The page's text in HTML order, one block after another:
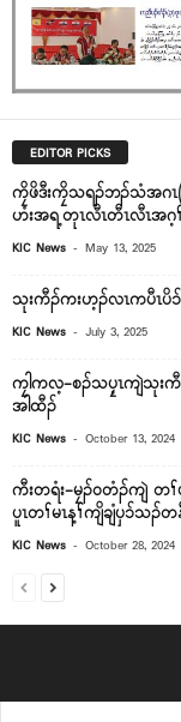
EDITOR PICKS
ကၠိဖိဒီးကၠိသရၣ်ဘၣ်သံအဂၤ
ဟံးအရ့တုၤလီၤတီၤလီၤအဂ့ၢ်
KIC News - May 13, 2025
သုးကီၣ်ကးဟ့ၣ်လၤကပီၤပိၥ်
KIC News - July 3, 2025
ကၠါကလ့-စၣ်သပၠ့ၤကျဲသုးကီ
အါထီၣ်
KIC News - October 13, 2024
ကီးတရံး-မၠၣ်၀တံၣ်ကျဲ တၢ်
ပူၤတၢ်မၤန့ၢ်ကျိချံပှၥ်သၣ်တ
KIC News - October 28, 2024